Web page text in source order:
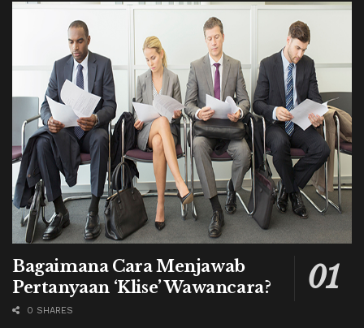
Bagaimana Cara Menjawab
Pertanyaan ‘Klise’ Wawancara?
0 SHARES